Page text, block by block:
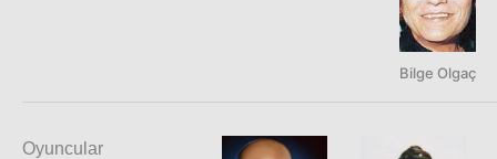
Bilge Olgaç
Oyuncular